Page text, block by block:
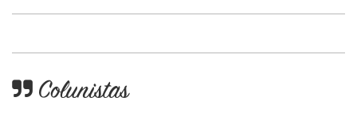
Pizzarias
Colunistas